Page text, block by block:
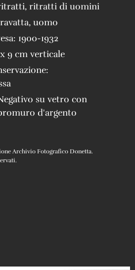
, ritratti di uomini
, uomo
1900-1932
9 cm verticale
su vetro con
d'argento
Archivio Fotografico Donetta.